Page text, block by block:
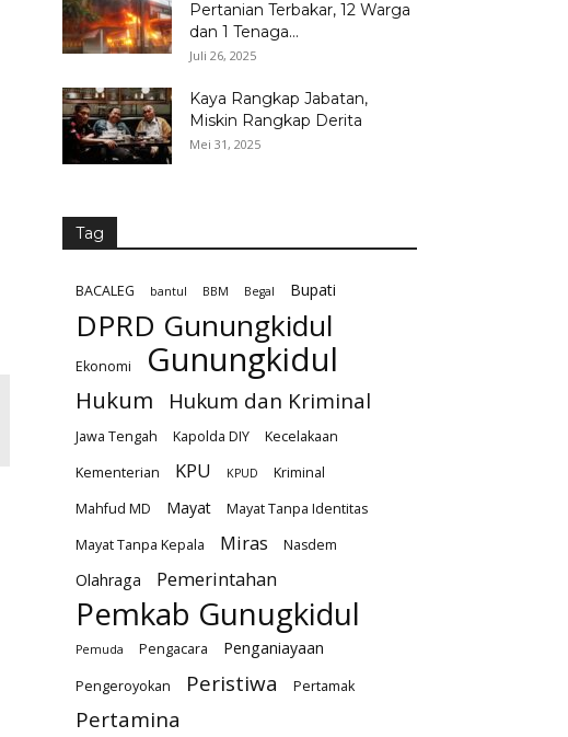
Pertanian Terbakar, 12 Warga
dan 1 Tenaga...
Juli 26, 2025
Kaya Rangkap Jabatan,
Miskin Rangkap Derita
Mei 31, 2025
Tag
BACALEG bantul BBM Begal Bupati
DPRD Gunungkidul
Ekonomi Gunungkidul
Hukum Hukum dan Kriminal
Jawa Tengah Kapolda DIY
Kecelakaan
Kementerian
KPU KPUD
Kriminal
Mahfud MD
Mayat
Mayat Tanpa Identitas
Mayat Tanpa Kepala
Miras Nasdem
Olahraga Pemerintahan
Pemkab Gunugkidul
Pemuda Pengacara Penganiayaan
Pengeroyokan Peristiwa Pertamak
Pertamina